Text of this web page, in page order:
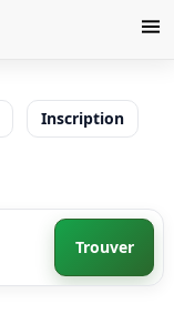
Inscription
Trouver